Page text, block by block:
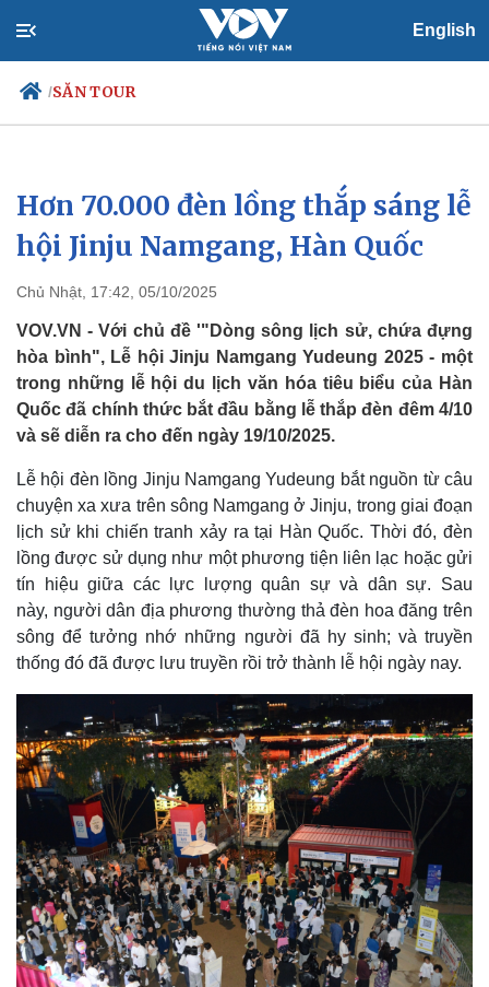
English
/SĂN TOUR
Chính trị
Đảng
Tổ chức nhân sự
Nhận diện sự thật
Xã hội
Tin 24h
Dự báo thời tiết
Việc làm
Biển đảo
Hơn 70.000 đèn lồng thắp sáng lễ
hội Jinju Namgang, Hàn Quốc
Chủ Nhật, 17:42, 05/10/2025
VOV.VN - Với chủ đề '"Dòng sông lịch sử, chứa đựng
hòa bình", Lễ hội Jinju Namgang Yudeung 2025 - một
trong những lễ hội du lịch văn hóa tiêu biểu của Hàn
Quốc đã chính thức bắt đầu bằng lễ thắp đèn đêm 4/10
và sẽ diễn ra cho đến ngày 19/10/2025.
Lễ hội đèn lồng Jinju Namgang Yudeung bắt nguồn từ câu
chuyện xa xưa trên sông Namgang ở Jinju, trong giai đoạn
lịch sử khi chiến tranh xảy ra tại Hàn Quốc. Thời đó, đèn
lồng được sử dụng như một phương tiện liên lạc hoặc gửi
tín hiệu giữa các lực lượng quân sự và dân sự. Sau
này, người dân địa phương thường thả đèn hoa đăng trên
sông để tưởng nhớ những người đã hy sinh; và truyền
thống đó đã được lưu truyền rồi trở thành lễ hội ngày nay.